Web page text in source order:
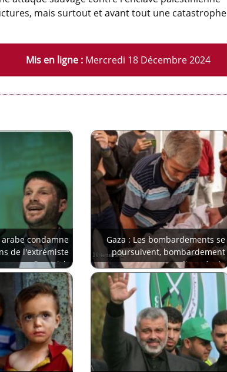
mais surtout et avant tout une catastrophe
Mis en ligne : Mercredi 18 Décembre 2024
condamne
de l'extrémiste
Smotrich
Gaza : Les bombardements se
poursuivent, bombardement
d'une école